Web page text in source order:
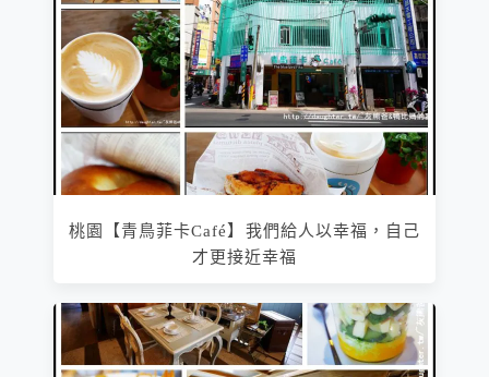
桃園【青鳥菲卡Café】我們給人以幸福，自己
才更接近幸福